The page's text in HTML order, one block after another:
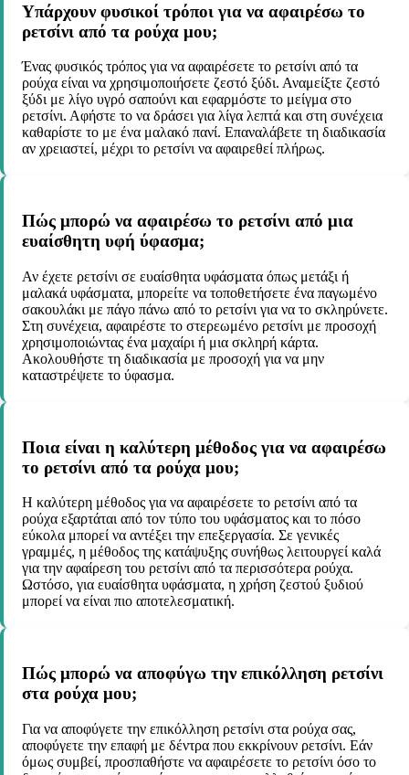
Υπάρχουν φυσικοί τρόποι για να αφαιρέσω το
ρετσίνι από τα ρούχα μου;
Ένας φυσικός τρόπος για να αφαιρέσετε το ρετσίνι από τα
ρούχα είναι να χρησιμοποιήσετε ζεστό ξύδι. Αναμείξτε ζεστό
ξύδι με λίγο υγρό σαπούνι και εφαρμόστε το μείγμα στο
ρετσίνι. Αφήστε το να δράσει για λίγα λεπτά και στη συνέχεια
καθαρίστε το με ένα μαλακό πανί. Επαναλάβετε τη διαδικασία
αν χρειαστεί, μέχρι το ρετσίνι να αφαιρεθεί πλήρως.
Πώς μπορώ να αφαιρέσω το ρετσίνι από μια
ευαίσθητη υφή ύφασμα;
Αν έχετε ρετσίνι σε ευαίσθητα υφάσματα όπως μετάξι ή
μαλακά υφάσματα, μπορείτε να τοποθετήσετε ένα παγωμένο
σακουλάκι με πάγο πάνω από το ρετσίνι για να το σκληρύνετε.
Στη συνέχεια, αφαιρέστε το στερεωμένο ρετσίνι με προσοχή
χρησιμοποιώντας ένα μαχαίρι ή μια σκληρή κάρτα.
Ακολουθήστε τη διαδικασία με προσοχή για να μην
καταστρέψετε το ύφασμα.
Ποια είναι η καλύτερη μέθοδος για να αφαιρέσω
το ρετσίνι από τα ρούχα μου;
Η καλύτερη μέθοδος για να αφαιρέσετε το ρετσίνι από τα
ρούχα εξαρτάται από τον τύπο του υφάσματος και το πόσο
εύκολα μπορεί να αντέξει την επεξεργασία. Σε γενικές
γραμμές, η μέθοδος της κατάψυξης συνήθως λειτουργεί καλά
για την αφαίρεση του ρετσίνι από τα περισσότερα ρούχα.
Ωστόσο, για ευαίσθητα υφάσματα, η χρήση ζεστού ξυδιού
μπορεί να είναι πιο αποτελεσματική.
Πώς μπορώ να αποφύγω την επικόλληση ρετσίνι
στα ρούχα μου;
Για να αποφύγετε την επικόλληση ρετσίνι στα ρούχα σας,
αποφύγετε την επαφή με δέντρα που εκκρίνουν ρετσίνι. Εάν
όμως συμβεί, προσπαθήστε να αφαιρέσετε το ρετσίνι όσο το